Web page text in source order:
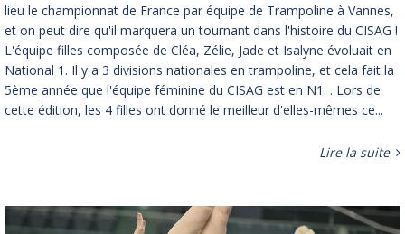
lieu le championnat de France par équipe de Trampoline à Vannes,
et on peut dire qu'il marquera un tournant dans l'histoire du CISAG !
L'équipe filles composée de Cléa, Zélie, Jade et Isalyne évoluait en
National 1. Il y a 3 divisions nationales en trampoline, et cela fait la
5ème année que l'équipe féminine du CISAG est en N1. . Lors de
cette édition, les 4 filles ont donné le meilleur d'elles-mêmes ce...
Lire la suite